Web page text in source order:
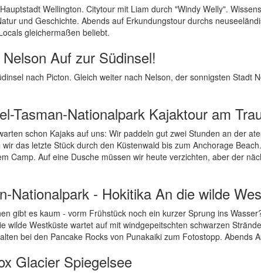
Wellington. Citytour mit Liam durch "Windy Welly".
und Geschichte. Abends auf Erkundungstour durchs
gleichermaßen beliebt.
Auf zur Südinsel!
nach Picton. Gleich weiter nach Nelson, der sonnigsten Stadt
Tasman-Nationalpark Kajaktour am
schon Kajaks auf uns: Wir paddeln gut zwei Stunden an der
das letzte Stück durch den Küstenwald bis zum Anchorage
Camp. Auf eine Dusche müssen wir heute verzichten, aber der
Nationalpark - Hokitika An die wilde
gibt es kaum - vorm Frühstück noch ein kurzer Sprung ins
wilde Westküste wartet auf mit windgepeitschten schwarzen
bei den Pancake Rocks von Punakaiki zum Fotostopp. Abends
Glacier Spiegelsee